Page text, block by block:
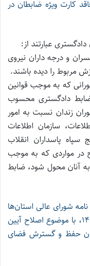
کارت ویژه ضابطان در
و درجه داران نیروی
مربوط را دیده باشند.
که به موجب قوانین
دادگستری محسوب
زندان نسبت به امور
سازمان اطلاعات
پاسداران‏ انقلاب
در مواردی که به موجب
آنان محول شود، ضابط
شورای عالی استان‌ها
به شماره ۱۴۲۷ /۱۴۰۰ مورخ ۰۱ /۰۲ /۱۴۰۰، با موضوع اصلاح آیین
اصلاح قانون حفظ و گسترش فضای